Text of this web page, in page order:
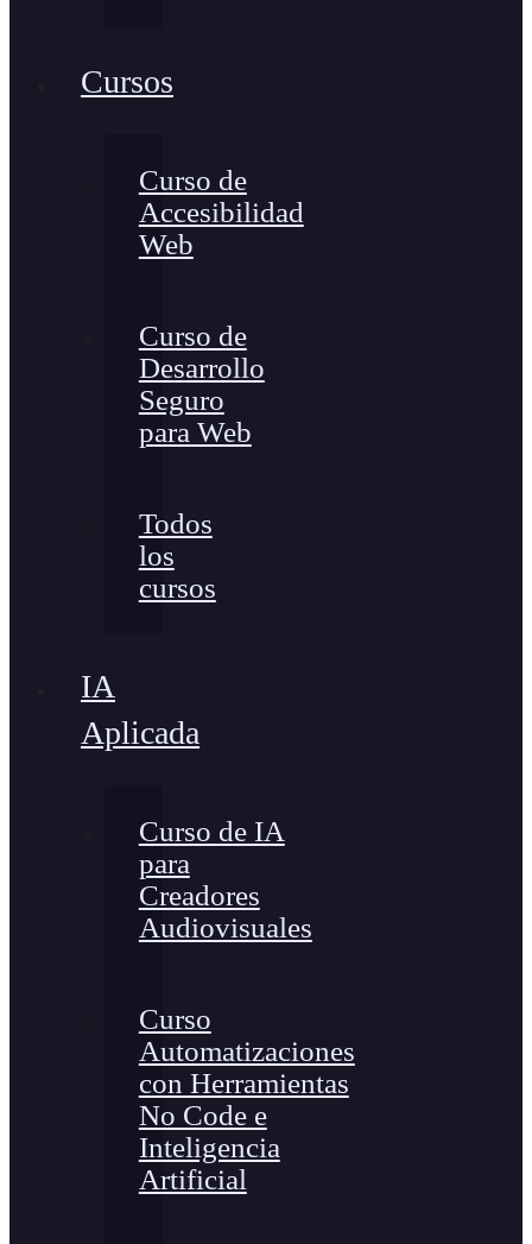
Cursos
Curso de
Accesibilidad
Web
Curso de
Desarrollo
Seguro
para Web
Todos
los
cursos
IA
Aplicada
Curso de IA
para
Creadores
Audiovisuales
Curso
Automatizaciones
con Herramientas
No Code e
Inteligencia
Artificial